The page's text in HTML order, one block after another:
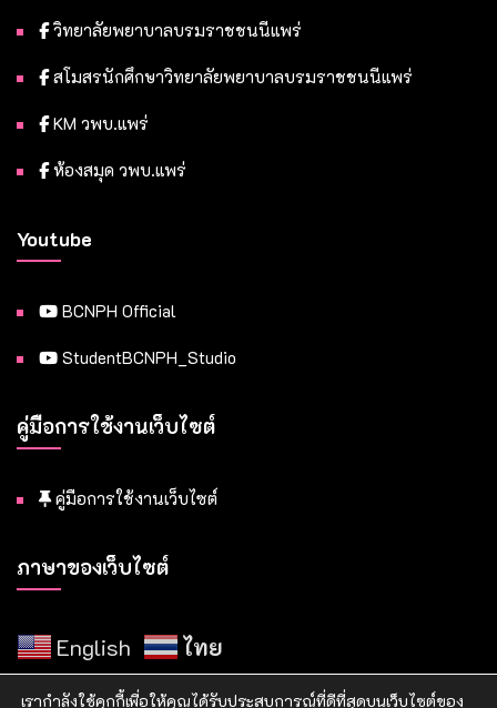
วิทยาลัยพยาบาลบรมราชชนนีแพร่
สโมสรนักศึกษาวิทยาลัยพยาบาลบรมราชชนนีแพร่
KM วพบ.แพร่
ห้องสมุด วพบ.แพร่
Youtube
BCNPH Official
StudentBCNPH_Studio
คู่มือการใช้งานเว็บไซต์
คู่มือการใช้งานเว็บไซต์
ภาษาของเว็บไซต์
English ไทย
เรากำลังใช้คุกกี้เพื่อให้คุณได้รับประสบการณ์ที่ดีที่สุดบนเว็บไซต์ของ